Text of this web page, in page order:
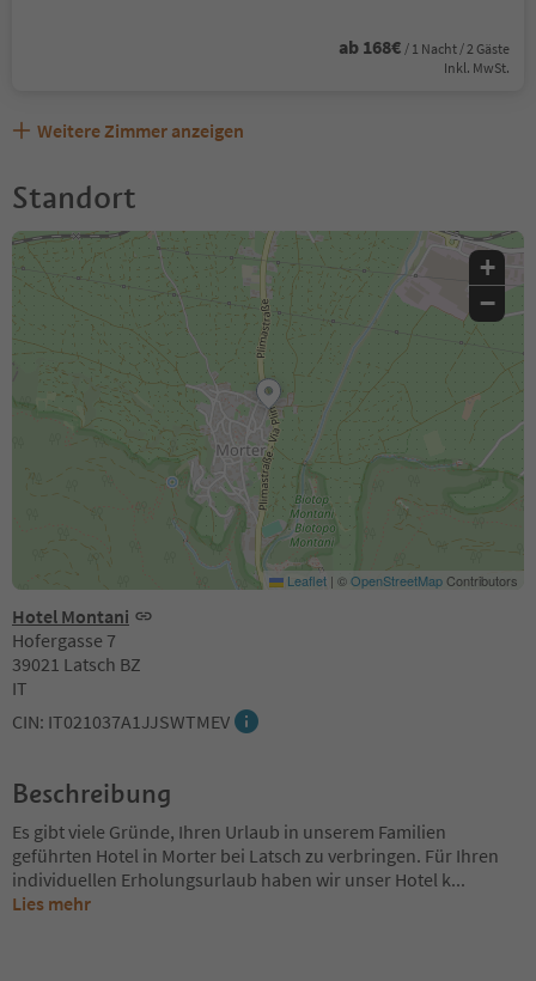
ab 168€ / 1 Nacht / 2 Gäste
Inkl. MwSt.
Weitere Zimmer anzeigen
Standort
Hotel Montani
Hofergasse 7
39021 Latsch BZ
IT
CIN: IT021037A1JJSWTMEV
+
−
Leaflet | ©OpenStreetMapContributors
Beschreibung
Es gibt viele Gründe, Ihren Urlaub in unserem Familien
geführten Hotel in Morter bei Latsch zu verbringen. Für Ihren
individuellen Erholungsurlaub haben wir unser Hotel k...
Lies mehr